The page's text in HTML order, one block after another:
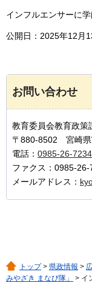
インフルエンサーに
公開日：2025年12
お問い合わせ
教育委員会教育政策
〒880-8502 宮崎県
電話： 0985-26-7234
ファクス：0985-26-
メールアドレス：
トップ> 県政情報 >
みやざき まなび隊」
> イ